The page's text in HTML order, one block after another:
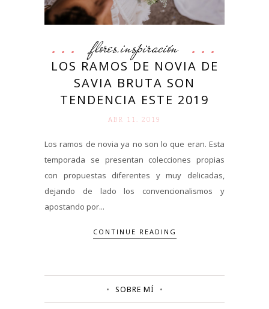
flores,inspiración
LOS RAMOS DE NOVIA DE
SAVIA BRUTA SON
TENDENCIA ESTE 2019
ABR 11. 2019
Los ramos de novia ya no son lo que eran. Esta
temporada se presentan colecciones propias
con propuestas diferentes y muy delicadas,
dejando de lado los convencionalismos y
apostando por...
CONTINUE READING
SOBRE MÍ